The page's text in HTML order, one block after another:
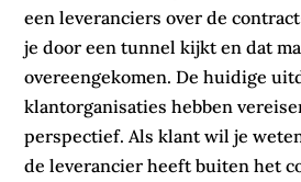
een leveranciers over de
je door een tunnel kijkt en dat
overeengekomen. De huidige
klantorganisaties hebben
perspectief. Als klant wil je
de leverancier heeft buiten het